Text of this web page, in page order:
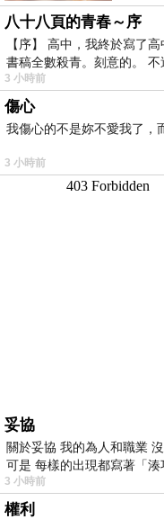
八十八頁的青春～序
【序】 高中，我終於寫了
書稿全數殺青。刻意的。
3 小時前
傷心
我傷心的不是妳不愛我了，
3 小時前
妥協
關於妥協 我的為人和職業
可是 每樣的出現都寫著「
3 小時前
權利